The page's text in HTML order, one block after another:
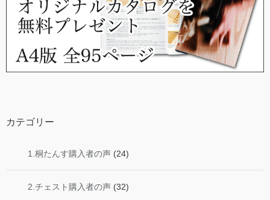
カテゴリー
1.桐たんす購入者の声 (24)
2.チェスト購入者の声 (32)